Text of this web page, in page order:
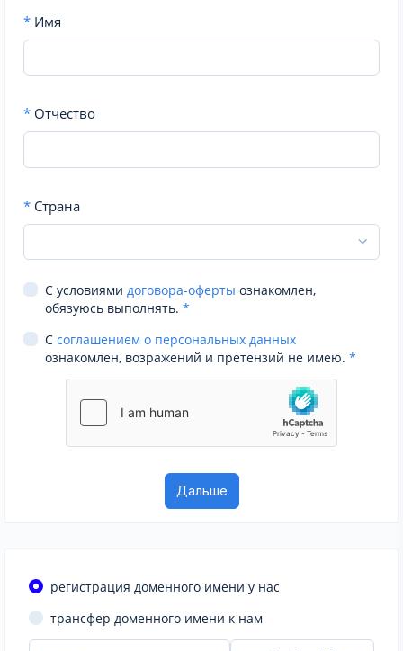
* Имя
* Отчество
* Страна
С условиями договора-оферты ознакомлен,
обязуюсь выполнять. *
С соглашением о персональных данных
ознакомлен, возражений и претензий не имею. *
регистрация доменного имени у нас
трансфер доменного имени к нам